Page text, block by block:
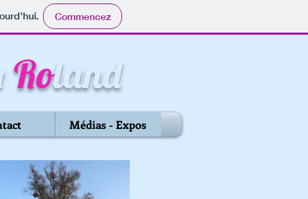
Commencez
Roland
Médias - Expos